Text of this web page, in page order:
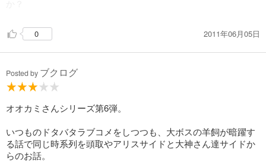
0 2011年06月05日
Posted by ブクログ
オオカミさんシリーズ第6弾。
いつものドタバタラブコメをしつつも、大ボスの羊飼が暗躍す
る話で同じ時系列を頭取やアリスサイドと大神さん達サイドか
らのお話。